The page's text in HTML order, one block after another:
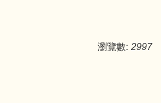
瀏覽數: 2997